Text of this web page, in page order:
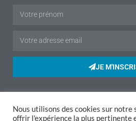
JE
Mentions légales|Politique de
Nous utilisons des cookies sur notre
offrir l'expérience la plus pertinente